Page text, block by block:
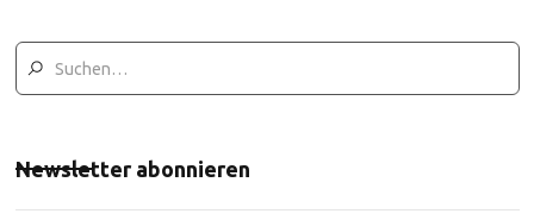
Newsletter abonnieren